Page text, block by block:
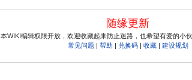
随缘更新
本WIKI编辑权限开放，欢迎收藏起来防止迷路，也希望有爱的小
常见问题 | 帮助 | 兑换码| 收藏| 建设规划